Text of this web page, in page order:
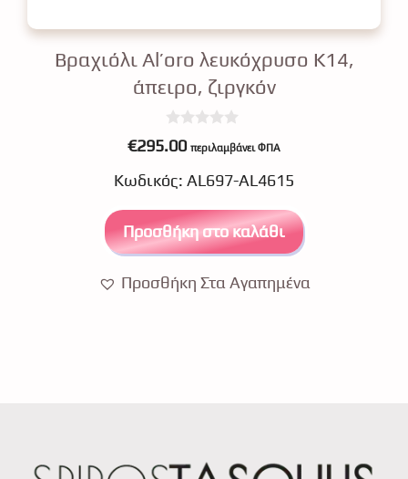
Βραχιόλι Αl’oro λευκόχρυσο Κ14,
άπειρο, ζιργκόν
0
o
t
5
€295.00 περιλαμβάνει ΦΠΑ
Κωδικός: AL697-AL4615
Προσθήκη στο καλάθι
Προσθήκη Στα Αγαπημένα